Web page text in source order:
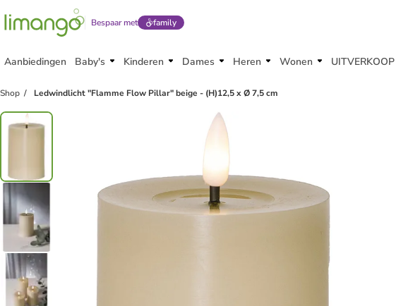
Bespaar met family
Aanbiedingen Baby's Kinderen Dames Heren Wonen UITVERKOOP
Shop Ledwindlicht "Flamme Flow Pillar" beige - (H)12,5 x Ø 7,5 cm